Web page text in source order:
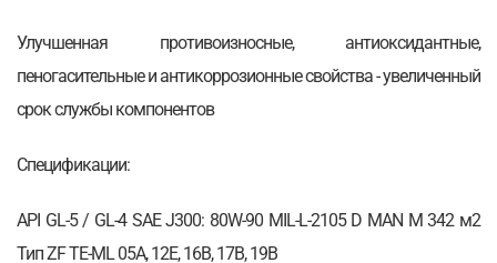
Улучшенная противоизносные, антиоксидантные,
пеногасительные и антикоррозионные свойства - увеличенный
срок службы компонентов
Спецификации:
API GL-5 / GL-4 SAE J300: 80W-90 MIL-L-2105 D MAN M 342 м2
Тип ZF TE-ML 05A, 12E, 16B, 17B, 19B